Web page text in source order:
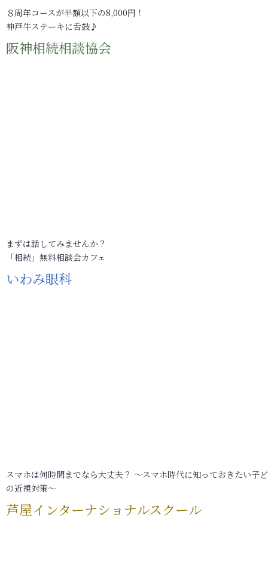
８周年コースが半額以下の8,000円！
神戸牛ステーキに舌鼓♪
阪神相続相談協会
まずは話してみませんか？
「相続」無料相談会カフェ
いわみ眼科
スマホは何時間までなら大丈夫？ ～スマホ時代に知っておきたい子
の近視対策～
芦屋インターナショナルスクール